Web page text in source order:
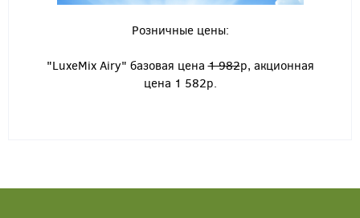
Розничные цены:
"LuxeMix Airy" базовая цена1 982р, акционная
цена 1 582р.